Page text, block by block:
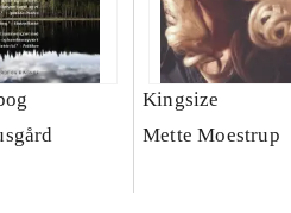
Kingsize
Mette Moestrup